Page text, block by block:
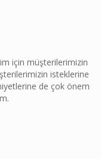
Bizim için müşterilerimizin
isteklerine
de çok önem